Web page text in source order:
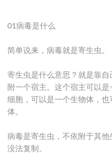
01病毒是什么
简单说来，病毒就是寄生虫。
寄生虫是什么意思？就是靠
附一个宿主。这个宿主可以
细胞，可以是一个生物体，
体。
病毒是寄生虫，不依附于其他
没法复制。